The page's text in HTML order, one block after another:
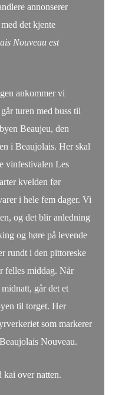
annonserer
det kjente
Nouveau est
ankommer vi
turen med buss til
Beaujeu, den
i Beaujolais. Her skal
vinfestivalen Les
kvelden før
i hele fem dager. Vi
og det blir anledning
og høre på levende
rundt i den pittoreske
felles middag. Når
går det et
til torget. Her
som markerer
Nouveau.
kai over natten.